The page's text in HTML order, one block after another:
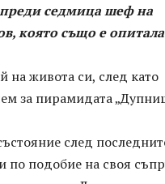
седмица шеф на
която също е
на живота си, след като
за пирамидата
след
по подобие на своя